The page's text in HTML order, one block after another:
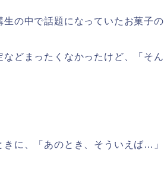
の中で話題になっていたお菓子
などまったくなかったけど、「そ
きに、「あのとき、そういえば…